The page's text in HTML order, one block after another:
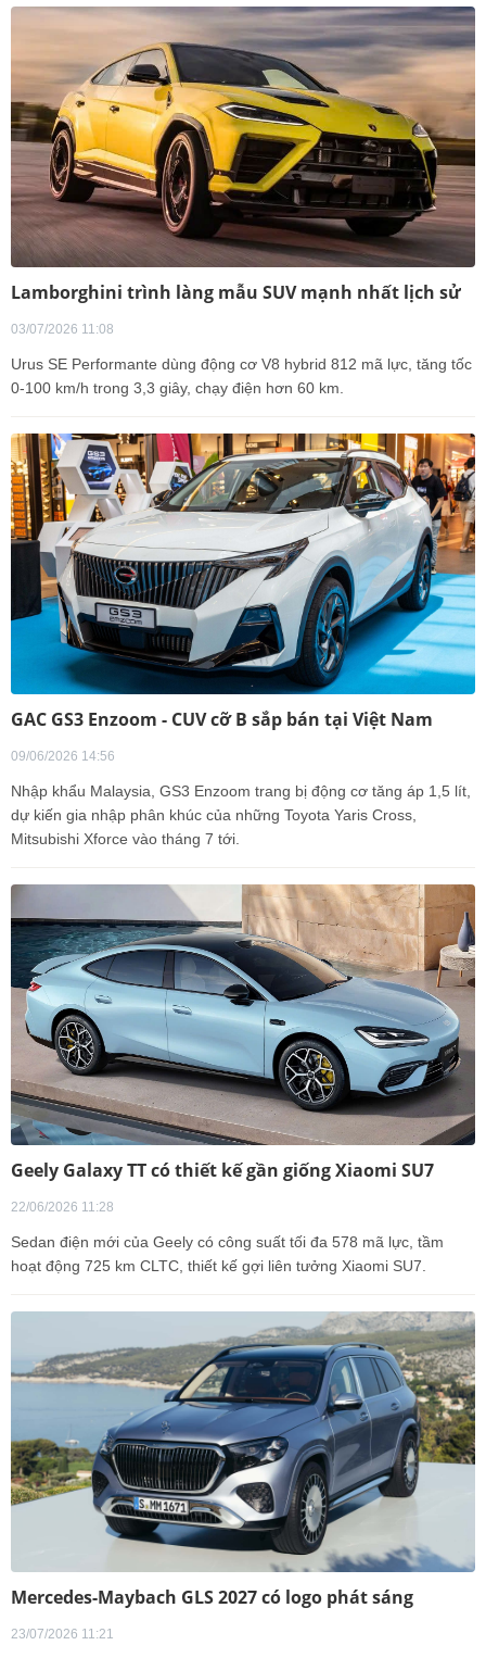
Lamborghini trình làng mẫu SUV mạnh nhất lịch sử
03/07/2026 11:08
Urus SE Performante dùng động cơ V8 hybrid 812 mã lực, tăng tốc
0-100 km/h trong 3,3 giây, chạy điện hơn 60 km.
GAC GS3 Enzoom - CUV cỡ B sắp bán tại Việt Nam
09/06/2026 14:56
Nhập khẩu Malaysia, GS3 Enzoom trang bị động cơ tăng áp 1,5 lít,
dự kiến gia nhập phân khúc của những Toyota Yaris Cross,
Mitsubishi Xforce vào tháng 7 tới.
Geely Galaxy TT có thiết kế gần giống Xiaomi SU7
22/06/2026 11:28
Sedan điện mới của Geely có công suất tối đa 578 mã lực, tầm
hoạt động 725 km CLTC, thiết kế gợi liên tưởng Xiaomi SU7.
Mercedes-Maybach GLS 2027 có logo phát sáng
23/07/2026 11:21